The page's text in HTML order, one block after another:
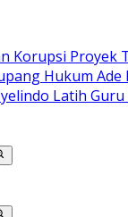
Korupsi Proyek
Hukum
Latih